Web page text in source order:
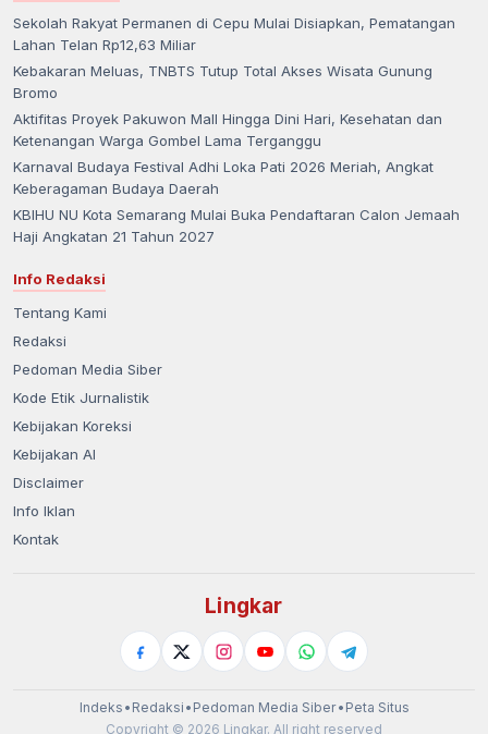
Sekolah Rakyat Permanen di Cepu Mulai Disiapkan, Pematangan
Lahan Telan Rp12,63 Miliar
Kebakaran Meluas, TNBTS Tutup Total Akses Wisata Gunung
Bromo
Aktifitas Proyek Pakuwon Mall Hingga Dini Hari, Kesehatan dan
Ketenangan Warga Gombel Lama Terganggu
Karnaval Budaya Festival Adhi Loka Pati 2026 Meriah, Angkat
Keberagaman Budaya Daerah
KBIHU NU Kota Semarang Mulai Buka Pendaftaran Calon Jemaah
Haji Angkatan 21 Tahun 2027
Info Redaksi
Tentang Kami
Redaksi
Pedoman Media Siber
Kode Etik Jurnalistik
Kebijakan Koreksi
Kebijakan AI
Disclaimer
Info Iklan
Kontak
Lingkar
Indeks • Redaksi • Pedoman Media Siber• Peta Situs
Copyright © 2026 Lingkar. All right reserved